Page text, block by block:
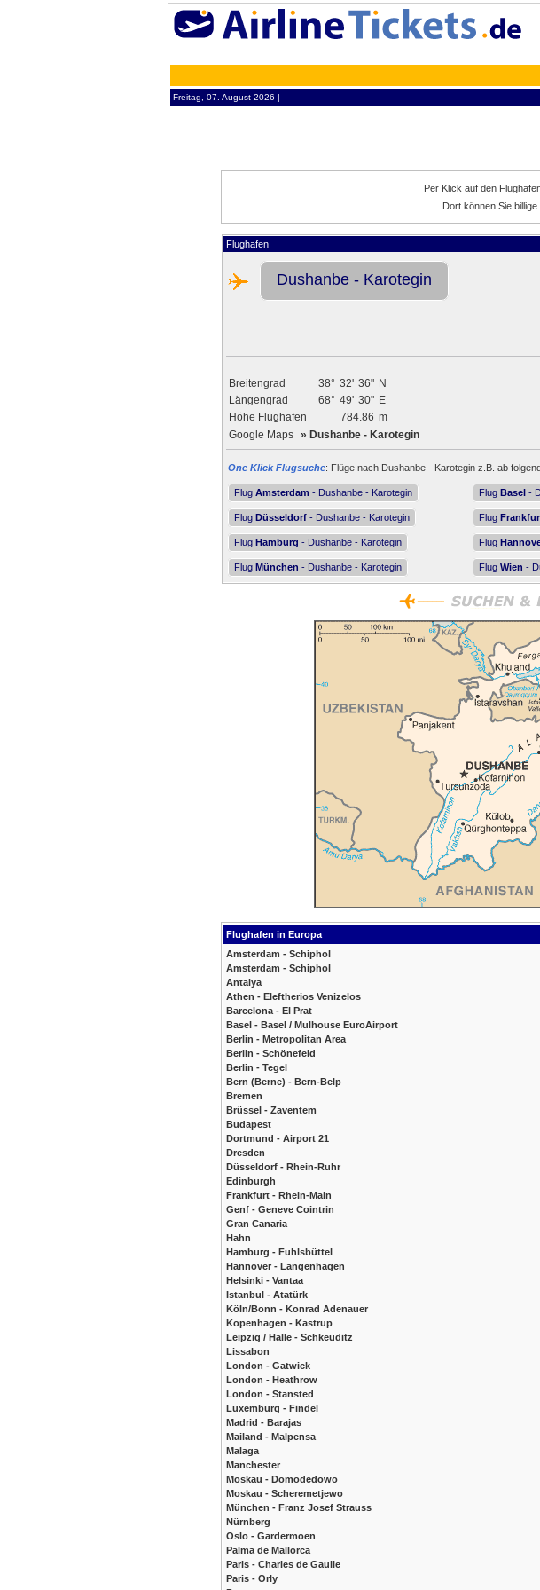
Freitag, 07. August 2026 ¦
Per Klick auf den
Dort können Sie
Flughafen
Dushanbe - Karotegin
Breitengrad 38° 32' 36" N
Längengrad
68° 49' 30" E
Höhe Flughafen
784.86 m
Google Maps » Dushanbe - Karotegin
One Klick Flugsuche: Flüge nach Dushanbe - Karotegin z.B. ab
Flug Amsterdam - Dushanbe - Karotegin Flug Basel -
Flug Düsseldorf - Dushanbe - Karotegin Flug
Flug Hamburg - Dushanbe - Karotegin Flug
Flug München - Dushanbe - Karotegin Flug Wien -
Flughafen in Europa
Amsterdam - Schiphol
Amsterdam - Schiphol
Antalya
Athen - Eleftherios Venizelos
Barcelona - El Prat
Basel - Basel / Mulhouse EuroAirport
Berlin - Metropolitan Area
Berlin - Schönefeld
Berlin - Tegel
Bern (Berne) - Bern-Belp
Bremen
Brüssel - Zaventem
Budapest
Dortmund - Airport 21
Dresden
Düsseldorf - Rhein-Ruhr
Edinburgh
Frankfurt - Rhein-Main
Genf - Geneve Cointrin
Gran Canaria
Hahn
Hamburg - Fuhlsbüttel
Hannover - Langenhagen
Helsinki - Vantaa
Istanbul - Atatürk
Köln/Bonn - Konrad Adenauer
Kopenhagen - Kastrup
Leipzig / Halle - Schkeuditz
Lissabon
London - Gatwick
London - Heathrow
London - Stansted
Luxemburg - Findel
Madrid - Barajas
Mailand - Malpensa
Malaga
Manchester
Moskau - Domodedowo
Moskau - Scheremetjewo
München - Franz Josef Strauss
Nürnberg
Oslo - Gardermoen
Palma de Mallorca
Paris - Charles de Gaulle
Paris - Orly